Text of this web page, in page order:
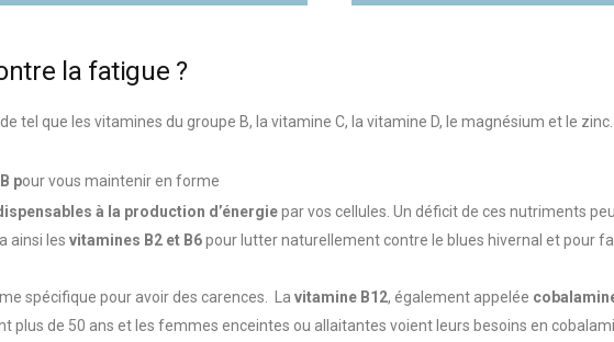
la fatigue ?
tel que les vitamines du groupe B, la vitamine C, la vitamine D, le magnésium et le zinc.
pour vous maintenir en forme
à la production d’énergiepar vos cellules. Un déficit de ces nutriments
ainsi les vitamines B2 et B6pour lutter naturellement contre le blues hivernal et pour
spécifique pour avoir des carences. La vitamine B12, également appelée
plus de 50 ans et les femmes enceintes ou allaitantes voient leurs besoins en